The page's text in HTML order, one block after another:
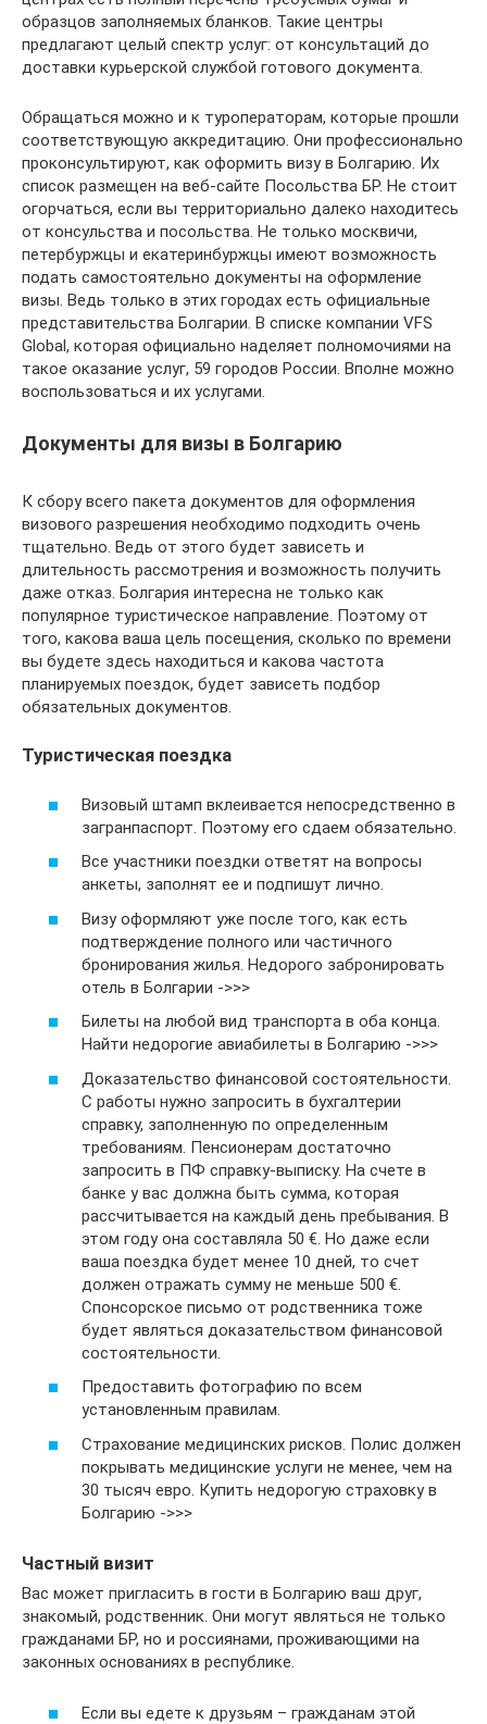
образцов заполняемых бланков. Такие центры
предлагают целый спектр услуг: от консультаций до
доставки курьерской службой готового документа.
Обращаться можно и к туроператорам, которые прошли
соответствующую аккредитацию. Они профессионально
проконсультируют, как оформить визу в Болгарию. Их
список размещен на веб-сайте Посольства БР. Не стоит
огорчаться, если вы территориально далеко находитесь
от консульства и посольства. Не только москвичи,
петербуржцы и екатеринбуржцы имеют возможность
подать самостоятельно документы на оформление
визы. Ведь только в этих городах есть официальные
представительства Болгарии. В списке компании VFS
Global, которая официально наделяет полномочиями на
такое оказание услуг, 59 городов России. Вполне можно
воспользоваться и их услугами.
Документы для визы в Болгарию
К сбору всего пакета документов для оформления
визового разрешения необходимо подходить очень
тщательно. Ведь от этого будет зависеть и
длительность рассмотрения и возможность получить
даже отказ. Болгария интересна не только как
популярное туристическое направление. Поэтому от
того, какова ваша цель посещения, сколько по времени
вы будете здесь находиться и какова частота
планируемых поездок, будет зависеть подбор
обязательных документов.
Туристическая поездка
Визовый штамп вклеивается непосредственно в
загранпаспорт. Поэтому его сдаем обязательно.
Все участники поездки ответят на вопросы
анкеты, заполнят ее и подпишут лично.
Визу оформляют уже после того, как есть
подтверждение полного или частичного
бронирования жилья. Недорого забронировать
отель в Болгарии ->>>
Билеты на любой вид транспорта в оба конца.
Найти недорогие авиабилеты в Болгарию ->>>
Доказательство финансовой состоятельности.
С работы нужно запросить в бухгалтерии
справку, заполненную по определенным
требованиям. Пенсионерам достаточно
запросить в ПФ справку-выписку. На счете в
банке у вас должна быть сумма, которая
рассчитывается на каждый день пребывания. В
этом году она составляла 50 €. Но даже если
ваша поездка будет менее 10 дней, то счет
должен отражать сумму не меньше 500 €.
Спонсорское письмо от родственника тоже
будет являться доказательством финансовой
состоятельности.
Предоставить фотографию по всем
установленным правилам.
Страхование медицинских рисков. Полис должен
покрывать медицинские услуги не менее, чем на
30 тысяч евро. Купить недорогую страховку в
Болгарию ->>>
Частный визит
Вас может пригласить в гости в Болгарию ваш друг,
знакомый, родственник. Они могут являться не только
гражданами БР, но и россиянами, проживающими на
законных основаниях в республике.
Если вы едете к друзьям – гражданам этой